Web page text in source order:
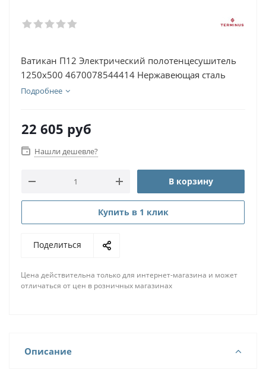
Ватикан П12 Электрический полотенцесушитель
1250х500 4670078544414 Нержавеющая сталь
Подробнее
22 605 руб
Нашли дешевле?
В корзину
Купить в 1 клик
Поделиться
Цена действительна только для интернет-магазина и может
отличаться от цен в розничных магазинах
Описание